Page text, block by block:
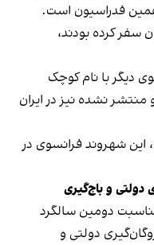
فدراسیون است.
سفر کرده بودند،
دیگر با نام کوچک
منتشر نشده نیز در ایران
این شهروند فرانسوی در
دولتی و باج‌گیری
دومین سالگرد
دولتی و